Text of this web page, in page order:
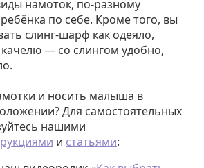
намоток, по-разному
по себе. Кроме того, вы
слинг-шарф как одеяло,
качелю — со слингом удобно,
и носить малыша в
Для самостоятельных
нашими
и статьями: